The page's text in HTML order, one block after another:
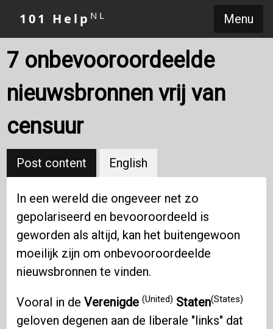
Menu
101 Help NL
7 onbevooroordeelde
nieuwsbronnen vrij van
censuur
Post content English
In een wereld die ongeveer net zo
gepolariseerd en bevooroordeeld is
geworden als altijd, kan het buitengewoon
moeilijk zijn om onbevooroordeelde
nieuwsbronnen te vinden.
Vooral in deVerenigde(United) Staten(States)
geloven degenen aan de liberale "links" dat